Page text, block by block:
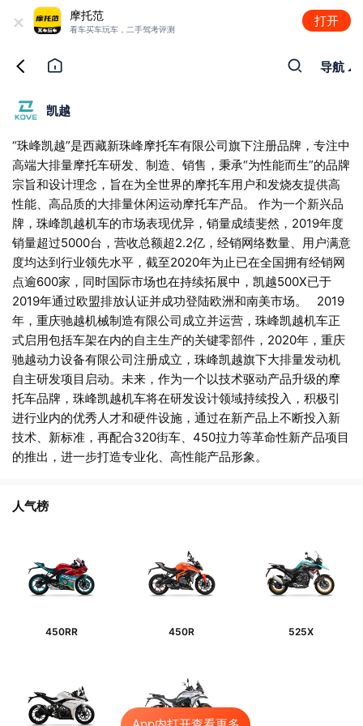
+ 摩托范
看车买车玩车，二手驾考评测
打开
导航
凯越
“珠峰凯越”是西藏新珠峰摩托车有限公司旗下注册品牌，专注中
高端大排量摩托车研发、制造、销售，秉承“为性能而生”的品牌
宗旨和设计理念，旨在为全世界的摩托车用户和发烧友提供高
性能、高品质的大排量休闲运动摩托车产品。 作为一个新兴品
牌，珠峰凯越机车的市场表现优异，销量成绩斐然，2019年度
销量超过5000台，营收总额超2.2亿，经销网络数量、用户满意
度均达到行业领先水平，截至2020年为止已在全国拥有经销网
点逾600家，同时国际市场也在持续拓展中，凯越500X已于
2019年通过欧盟排放认证并成功登陆欧洲和南美市场。 2019
年，重庆驰越机械制造有限公司成立并运营，珠峰凯越机车正
式启用包括车架在内的自主生产的关键零部件，2020年，重庆
驰越动力设备有限公司注册成立，珠峰凯越旗下大排量发动机
自主研发项目启动。未来，作为一个以技术驱动产品升级的摩
托车品牌，珠峰凯越机车将在研发设计领域持续投入，积极引
进行业内的优秀人才和硬件设施，通过在新产品上不断投入新
技术、新标准，再配合320街车、450拉力等革命性新产品项目
的推出，进一步打造专业化、高性能产品形象。
人气榜
450RR 450R 525X